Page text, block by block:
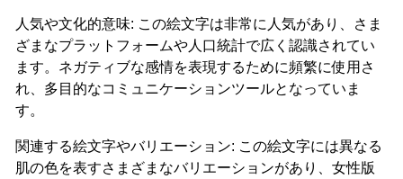
人気や文化的意味: この絵文字は非常に人気があり、さま
ざまなプラットフォームや人口統計で広く認識されてい
ます。ネガティブな感情を表現するために頻繁に使用さ
れ、多目的なコミュニケーションツールとなっていま
す。
関連する絵文字やバリエーション: この絵文字には異なる
肌の色を表すさまざまなバリエーションがあり、女性版